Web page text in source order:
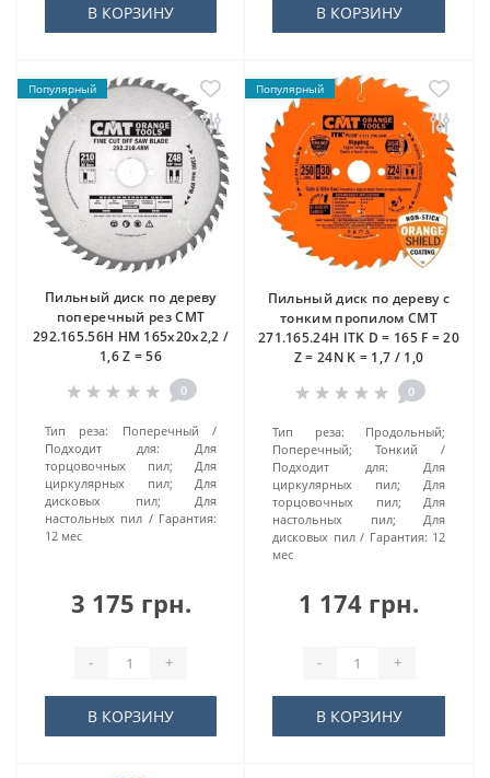
В КОРЗИНУ В КОРЗИНУ
Популярный
Пильный диск по дереву
поперечный рез CMT
292.165.56H HM 165x20x2,2 /
1,6 Z = 56
0
Тип реза:
Поперечный
Подходит для:
Для
торцовочных пил; Для
циркулярных пил; Для
дисковых пил; Для
настольных пил
Гарантия:
12 мес
3 175 грн.
- +
В КОРЗИНУ
Популярный
Пильный диск по дереву с
тонким пропилом CMT
271.165.24H ITK D = 165 F = 20
Z = 24N K = 1,7 / 1,0
0
Тип реза:
Продольный;
Поперечный; Тонкий
Подходит для:
Для
циркулярных пил; Для
торцовочных пил; Для
настольных пил; Для
дисковых пил
Гарантия: 12
мес
1 174 грн.
- +
В КОРЗИНУ